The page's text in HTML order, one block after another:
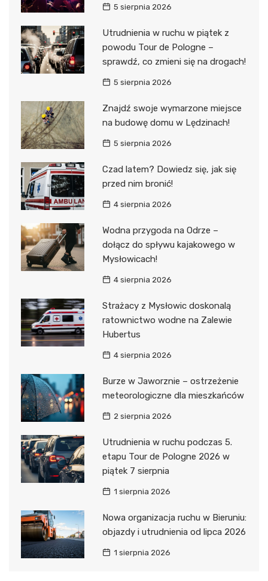
5 sierpnia 2026
Utrudnienia w ruchu w piątek z
powodu Tour de Pologne –
sprawdź, co zmieni się na drogach!
5 sierpnia 2026
Znajdź swoje wymarzone miejsce
na budowę domu w Lędzinach!
5 sierpnia 2026
Czad latem? Dowiedz się, jak się
przed nim bronić!
4 sierpnia 2026
Wodna przygoda na Odrze –
dołącz do spływu kajakowego w
Mysłowicach!
4 sierpnia 2026
Strażacy z Mysłowic doskonalą
ratownictwo wodne na Zalewie
Hubertus
4 sierpnia 2026
Burze w Jaworznie – ostrzeżenie
meteorologiczne dla mieszkańców
2 sierpnia 2026
Utrudnienia w ruchu podczas 5.
etapu Tour de Pologne 2026 w
piątek 7 sierpnia
1 sierpnia 2026
Nowa organizacja ruchu w Bieruniu:
objazdy i utrudnienia od lipca 2026
1 sierpnia 2026